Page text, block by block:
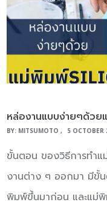
กัดกร่อนที่ดีที่สุด
โปร่งใสในการฉายรังสีแ
ประโยชน์สำหรับการใช้
อำนวยความสะดวกต่า
ข้อเสีย เส้นใยคาร์บอน
ด้วยค้อน การกลึงและ
เพิ่มโอกาสในการถูกท
ได้แน่นอนมากยิ่งขึ้น เนื่
ไปรับสินค้าจาก
ดำเนินการได้เป็นอย่าง
เพราะหากให้ Supplier
ล่าช้า แต่ระบบมิลค์รันต้
ทำให้สามารถถ่ายสินค้า
จำกัดของ Milk Run ไ
เชี่ยวชาญหรือต้องระมั
ขนส่ง สินค้าที่ผู้ส่งสินค้
หอมบาง ๆ ในทางกลับ
ระคายเคือง และยังมีก
ผลิตภัณฑ์ที่มีการขึ้นรูป
แตกต่างหลักระหว่าง
ประสิทธิภาพการเสียด
คุณสมบัติการกู้คืนที่ยืด
หล่องานแบบง่ายๆด้ว
BY: MITSUMOTO 5 OCTOBER
ขั้นตอน ของวิธีการทำแ
งานต่าง ๆ ออกมา มีขั้
พิมพ์ขึ้นมาก่อน และแม่พิ